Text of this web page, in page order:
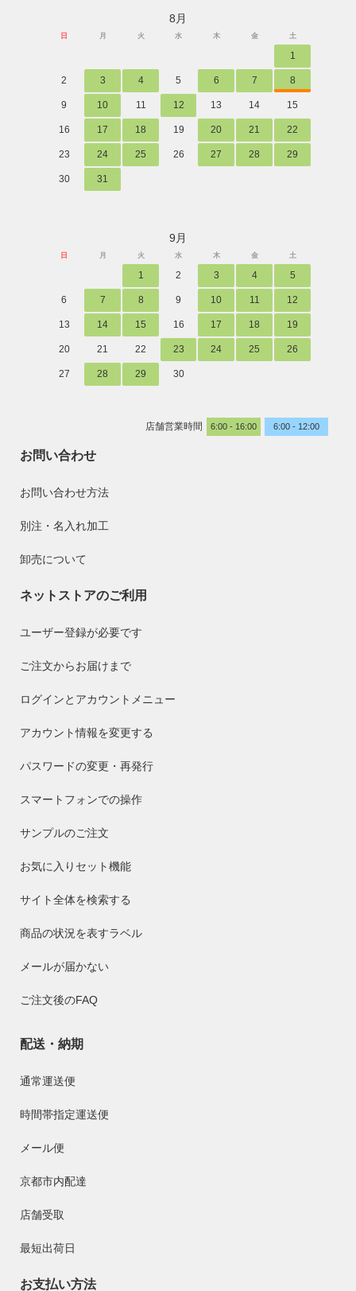
8月
日 月 火 水 木 金 土
1
2 3 4 5 6 7 8
9 10 11 12 13 14 15
16 17 18 19 20 21 22
23 24 25 26 27 28 29
30 31
9月
日 月 火 水 木 金 土
1 2 3 4 5
6 7 8 9 10 11 12
13 14 15 16 17 18 19
20 21 22 23 24 25 26
27 28 29 30
店舗営業時間 6:00 - 16:00 6:00 - 12:00
お問い合わせ
お問い合わせ方法
別注・名入れ加工
卸売について
ネットストアのご利用
ユーザー登録が必要です
ご注文からお届けまで
ログインとアカウントメニュー
アカウント情報を変更する
パスワードの変更・再発行
スマートフォンでの操作
サンプルのご注文
お気に入りセット機能
サイト全体を検索する
商品の状況を表すラベル
メールが届かない
ご注文後のFAQ
配送・納期
通常運送便
時間帯指定運送便
メール便
京都市内配達
店舗受取
最短出荷日
お支払い方法